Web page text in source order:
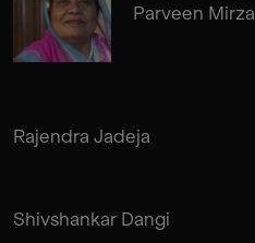
Parveen Mirza
Rajendra Jadeja
Shivshankar Dangi